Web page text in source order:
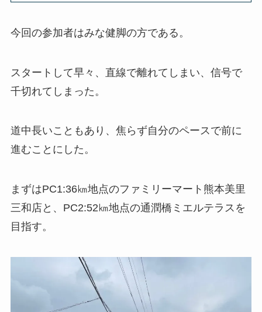
今回の参加者はみな健脚の方である。
スタートして早々、直線で離れてしまい、信号で
千切れてしまった。
道中長いこともあり、焦らず自分のペースで前に
進むことにした。
まずはPC1:36㎞地点のファミリーマート熊本美里
三和店と、PC2:52㎞地点の通潤橋ミエルテラスを
目指す。